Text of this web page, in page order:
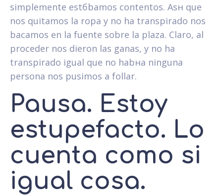
simplemente estбbamos contentos. Asн que
nos quitamos la ropa y no ha transpirado nos
baсamos en la fuente sobre la plaza. Claro, al
proceder nos dieron las ganas, y no ha
transpirado igual que no habнa ninguna
persona nos pusimos a follar.
Pausa. Estoy
estupefacto. Lo
cuenta como si
igual cosa.